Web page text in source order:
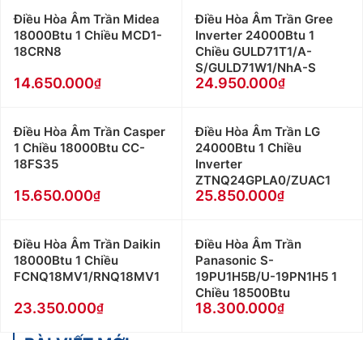
bên trong phòng.
Ống thoát nước của dàn lạnh được lắp đặt sao cho
có độ dốc nhất định, giúp nước không bị đọng lại
Dàn lạnh chỉ có cấu tạo gồm quạt và bảng điều
chiếm khoảng 5% tổng lượng điện tiêu thụ của
điều hoà âm trần.
Cấu tạo và Công dụng của dàn nóng Điều Hòa Âm
Trần Toshiba:
nhiệm vụ chính là tỏa nhiệt ra bên ngoài môi
trường.
Dàn nóng Điều Hòa Âm Trần Toshiba có thiết kế
chắc chắn, có thể chịu đựng tốt trước những tác
Điều Hòa Âm Trần Midea
18000Btu 1 Chiều MCD1-
18CRN8
14.650.000
Điều Hòa Âm Trần Gree
Inverter 24000Btu 1
Chiều GULD71T1/A-
S/GULD71W1/NhA-S
24.950.000
Điều Hòa Âm Trần Casper
1 Chiều 18000Btu CC-
18FS35
15.650.000
Điều Hòa Âm Trần LG
24000Btu 1 Chiều
Inverter
ZTNQ24GPLA0/ZUAC1
25.850.000
Điều Hòa Âm Trần Daikin
18000Btu 1 Chiều
FCNQ18MV1/RNQ18MV1
23.350.000
Điều Hòa Âm Trần
Panasonic S-
19PU1H5B/U-19PN1H5 1
Chiều 18500Btu
18.300.000